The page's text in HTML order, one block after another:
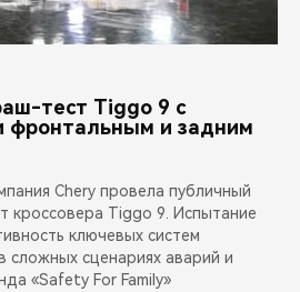
тест Tiggo 9 с
фронтальным и задним
Chery провела публичный
кроссовера Tiggo 9. Испытание
ключевых систем
сложных сценариях аварий и
«Safety For Family»